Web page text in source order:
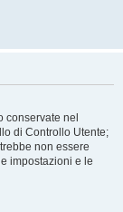
conservate nel
di Controllo Utente;
non essere
impostazioni e le